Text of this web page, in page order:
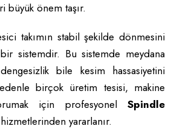
büyük önem taşır.
takımın stabil şekilde dönmesini
sistemdir. Bu sistemde meydana
bile kesim hassasiyetini
birçok üretim tesisi, makine
için profesyonel Spindle
hizmetlerinden yararlanır.